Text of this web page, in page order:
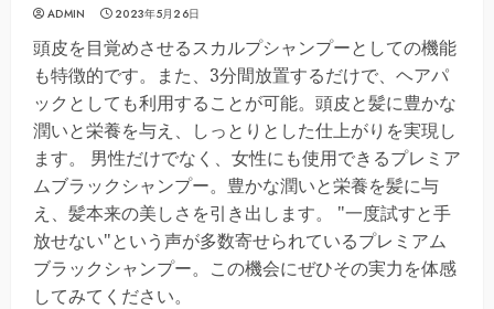
ADMIN 2023年5月26日
頭皮を目覚めさせるスカルプシャンプーとしての機能
も特徴的です。また、3分間放置するだけで、ヘアパ
ックとしても利用することが可能。頭皮と髪に豊かな
潤いと栄養を与え、しっとりとした仕上がりを実現し
ます。 男性だけでなく、女性にも使用できるプレミア
ムブラックシャンプー。豊かな潤いと栄養を髪に与
え、髪本来の美しさを引き出します。 "一度試すと手
放せない"という声が多数寄せられているプレミアム
ブラックシャンプー。この機会にぜひその実力を体感
してみてください。